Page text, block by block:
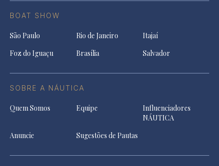
BOAT SHOW
São Paulo Rio de Janeiro
Itajaí
Foz do Iguaçu
Brasília Salvador
SOBRE A NÁUTICA
Quem Somos Equipe
Influenciadores
NÁUTICA
Anuncie
Sugestões de Pautas